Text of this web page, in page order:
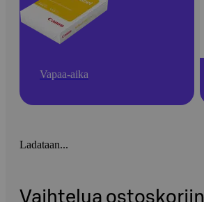
Vapaa-aika
Ladataan...
Vaihtelua ostoskoriin